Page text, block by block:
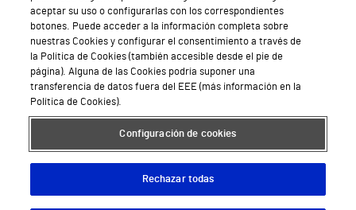
Trabajar en Vithas
Teléfono Cita Médica
Teléfono Atención al Cliente
Política de seguridad y salud en el trabajo
Conoce a Supervita
Aviso Legal Política de cookies Política de privacidad Mapa web Protección de datos
aceptar su uso o configurarlas con los correspondientes
botones. Puede acceder a la información completa sobre
nuestras Cookies y configurar el consentimiento a través de
la Política de Cookies (también accesible desde el pie de
página). Alguna de las Cookies podría suponer una
transferencia de datos fuera del EEE (más información en la
Política de Cookies).
Configuración de cookies
Rechazar todas